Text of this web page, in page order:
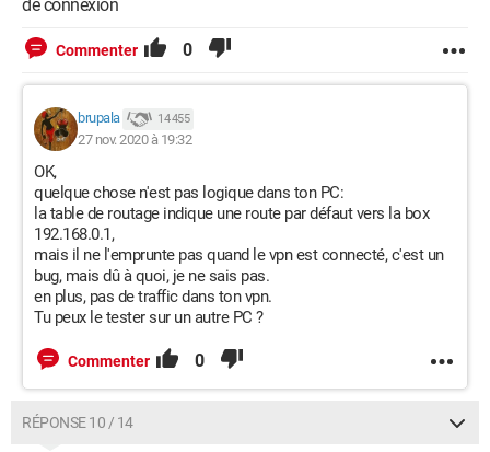
de connexion
Commenter 0
brupala 14 455
27 nov. 2020 à 19:32
OK,
quelque chose n'est pas logique dans ton PC:
la table de routage indique une route par défaut vers la box
192.168.0.1,
mais il ne l'emprunte pas quand le vpn est connecté, c'est un
bug, mais dû à quoi, je ne sais pas.
en plus, pas de traffic dans ton vpn.
Tu peux le tester sur un autre PC ?
Commenter 0
RÉPONSE 10 / 14